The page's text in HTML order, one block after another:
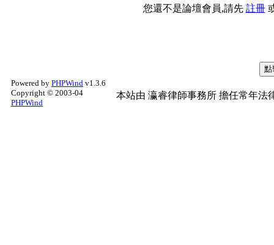
您還不是論壇會員,請先 註冊
Powered by PHPWind v1.3.6
Copyright © 2003-04
PHPWind
本站由 瀛睿律師事務所 擔任常年法